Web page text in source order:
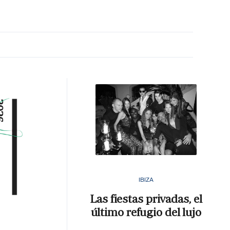
IBIZA
Las fiestas privadas, el
último refugio del lujo